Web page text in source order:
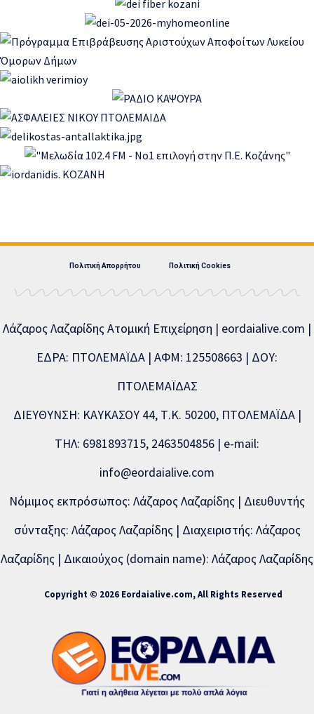
Πολιτική Απορρήτου Πολιτική Cookies
Λάζαρος Λαζαρίδης Ατομική Επιχείρηση | eordaialive.com |
ΕΔΡΑ: ΠΤΟΛΕΜΑΪΔΑ | ΑΦΜ: 125508663 | ΔΟΥ:
ΠΤΟΛΕΜΑΪΔΑΣ
ΔΙΕΥΘΥΝΣΗ: ΚΑΥΚΑΣΟΥ 44, Τ.Κ. 50200, ΠΤΟΛΕΜΑΪΔΑ |
ΤΗΛ: 6981893715, 2463504856 | e-mail:
info@eordaialive.com
Νόμιμος εκπρόσωπος: Λάζαρος Λαζαρίδης | Διευθυντής
σύνταξης: Λάζαρος Λαζαρίδης | Διαχειριστής: Λάζαρος
Λαζαρίδης | Δικαιούχος (domain name): Λάζαρος Λαζαρίδης
Copyright © 2026 Eordaialive.com, All Rights Reserved